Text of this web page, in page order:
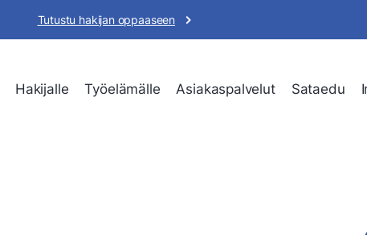
Tutustu hakijan oppaaseen
Hakijalle Työelämälle Asiakaspalvelut Sataedu